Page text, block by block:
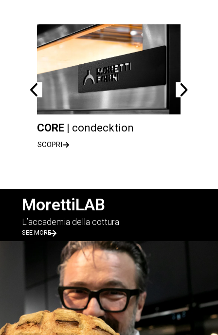
CORE | condecktion
SCOPRI
MorettiLAB
L’accademia della cottura
SEE MORE